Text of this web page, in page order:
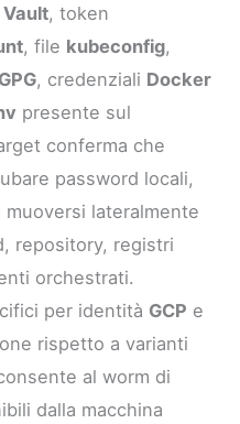
, token
, file kubeconfig,
GPG, credenziali Docker
presente sul
conferma che
password locali,
lateralmente
repository, registri
orchestrati.
per identità GCP e
rispetto a varianti
al worm di
dalla macchina